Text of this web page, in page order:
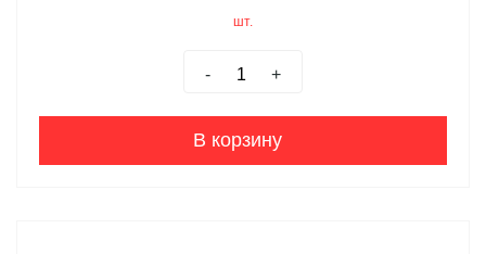
шт.
- +
В корзину